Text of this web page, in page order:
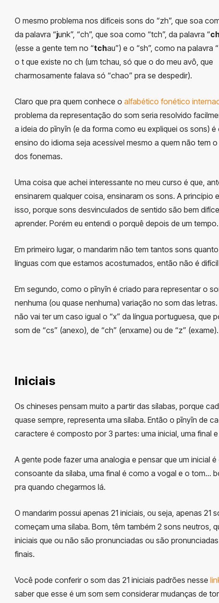
O mesmo problema nos difíceis sons do “zh”, que soa
da palavra “junk”, “ch”, que soa como “tch”, da palavra “
(esse a gente tem no “tchau”) e o “sh”, como na palavra “
o t que existe no ch (um tchau, só que o do meu avô, que
charmosamente falava só “chao” pra se despedir).
Claro que pra quem conhece o alfabético fonético
problema da representação do som seria resolvido
a ideia do pīnyīn (e da forma como eu expliquei os sons) é
ensino do idioma seja acessível mesmo a quem não tem
dos fonemas.
Uma coisa que achei interessante no meu curso é que,
ensinarem qualquer coisa, ensinaram os sons. A princípio
isso, porque sons desvinculados de sentido são bem
aprender. Porém eu entendi o porquê depois de um tempo.
Em primeiro lugar, o mandarim não tem tantos sons
línguas com que estamos acostumados, então não é
Em segundo, como o pīnyīn é criado para representar o
nenhuma (ou quase nenhuma) variação no som das letras.
não vai ter um caso igual o “x” da língua portuguesa, que
som de “cs” (anexo), de “ch” (enxame) ou de “z” (exame).
Iniciais
Os chineses pensam muito a partir das sílabas, porque
quase sempre, representa uma sílaba. Então o pīnyīn de
caractere é composto por 3 partes: uma inicial, uma final
A gente pode fazer uma analogia e pensar que um inicial
consoante da sílaba, uma final é como a vogal e o tom…
pra quando chegarmos lá.
O mandarim possui apenas 21 iniciais, ou seja, apenas 21
começam uma sílaba. Bom, têm também 2 sons neutros,
iniciais que ou não são pronunciadas ou são
finais.
Você pode conferir o som das 21 iniciais padrões nesse
saber que esse é um som sem considerar mudanças de